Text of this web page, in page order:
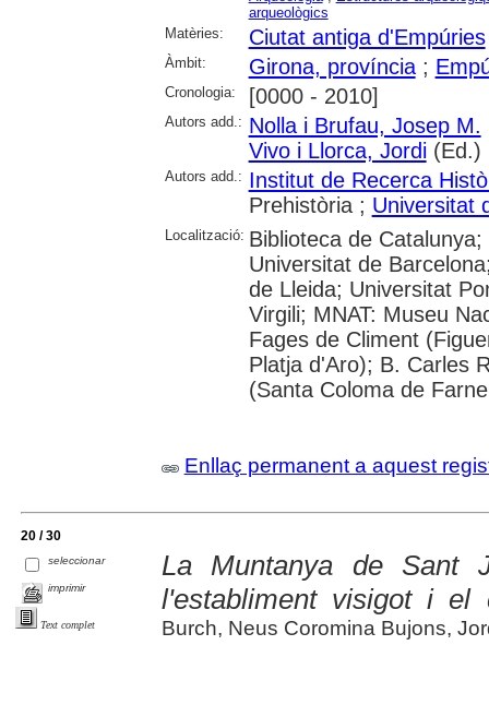
arqueològics
Matèries:
Ciutat antiga d'Empúries
Àmbit: Girona, província;
Cronologia: [0000 - 2010]
Autors add.: Nolla i Brufau, Josep M.
Vivo i Llorca, Jordi(Ed.)
Autors add.: Institut de Recerca
Prehistòria ; Universitat
Localització: Biblioteca de
Universitat de
de Lleida; Universitat
Virgili; MNAT: Museu
Fages de Climent
Platja d'Aro); B. Carles
(Santa Coloma de
Enllaç permanent a aquest
20 / 30
seleccionar
imprimir
Text complet
La Muntanya de Sant
l'establiment visigot i el
Burch, Neus Coromina Bujons,